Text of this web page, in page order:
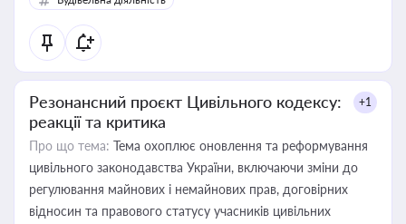
Резонансний проєкт Цивільного кодексу:
реакції та критика
+1
Про що тема: Тема охоплює оновлення та реформування
цивільного законодавства України, включаючи зміни до
регулювання майнових і немайнових прав, договірних
відносин та правового статусу учасників цивільних